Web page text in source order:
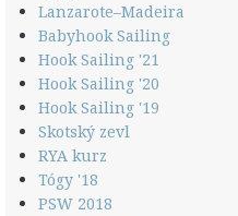
Lanzarote–Madeira
Babyhook Sailing
Hook Sailing '21
Hook Sailing '20
Hook Sailing '19
Skotský zevl
RYA kurz
Tógy '18
PSW 2018